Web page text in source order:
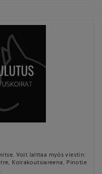
Voit laittaa myös viestin:
Koirakoutsiareena, Pinotie